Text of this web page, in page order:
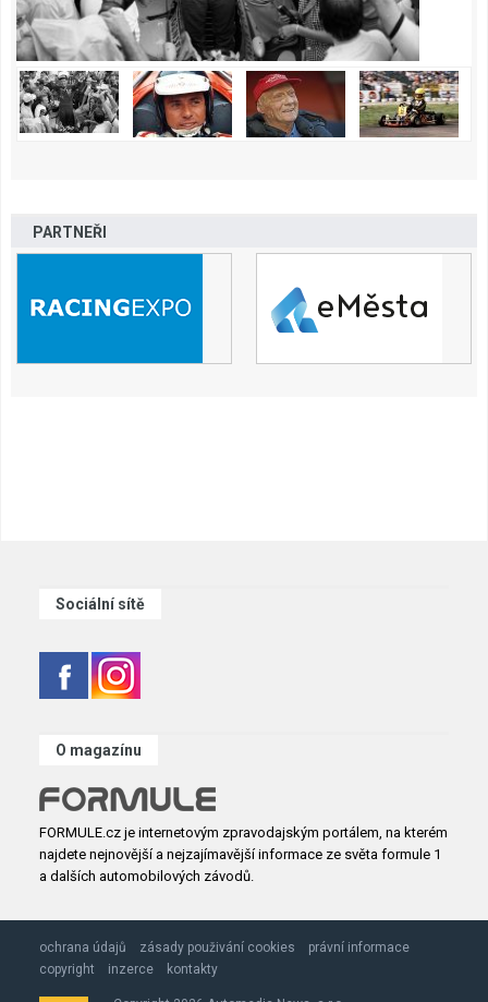
PARTNEŘI
Sociální sítě
O magazínu
FORMULE.cz je internetovým zpravodajským portálem, na kterém
najdete nejnovější a nejzajímavější informace ze světa formule 1
a dalších automobilových závodů.
ochrana údajů zásady použivání cookies
právní informace
copyright
inzerce kontakty